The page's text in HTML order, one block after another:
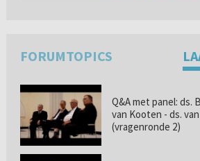
FORUMTOPICS
Q&A met panel: ds.
van Kooten - ds.
(vragenronde 2)